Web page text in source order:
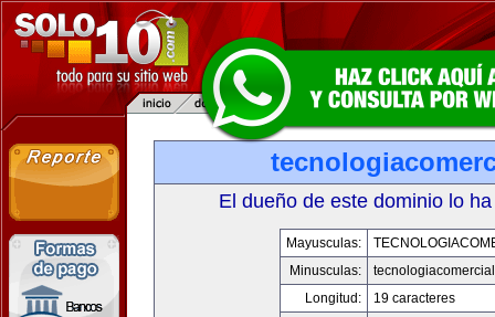
El dueño de este dominio lo
Mayusculas:
Minusculas:
Longitud:
19 caracteres